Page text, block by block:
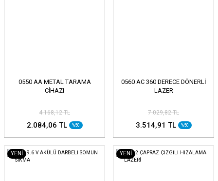
0550 AA METAL TARAMA
CİHAZI
4.168,12 TL
2.084,06 TL %50
0560 AC 360 DERECE DÖNERLİ
LAZER
7.029,82 TL
3.514,91 TL %50
YENİ YENİ